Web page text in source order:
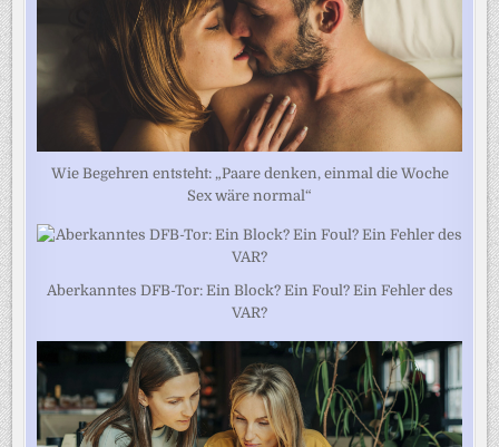
Wie Begehren entsteht: „Paare denken, einmal die Woche
Sex wäre normal“
Aberkanntes DFB-Tor: Ein Block? Ein Foul? Ein Fehler des
VAR?